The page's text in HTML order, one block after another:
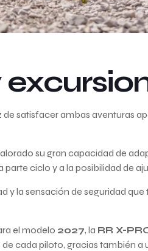
de satisfacer ambas aventuras
su gran capacidad de
parte ciclo y a la posibilidad de
y la sensación de seguridad
el modelo 2027, la RR X-
cada piloto, gracias también